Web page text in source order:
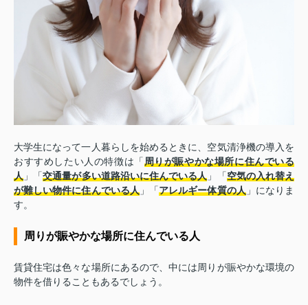
大学生になって一人暮らしを始めるときに、空気清浄機の導入を
おすすめしたい人の特徴は「周りが賑やかな場所に住んでいる
人 」「交通量が多い道路沿いに住んでいる人 」「空気の入れ替え
が難しい物件に住んでいる人」「アレルギー体質の人」になりま
す。
周りが賑やかな場所に住んでいる人
賃貸住宅は色々な場所にあるので、中には周りが賑やかな環境の
物件を借りることもあるでしょう。